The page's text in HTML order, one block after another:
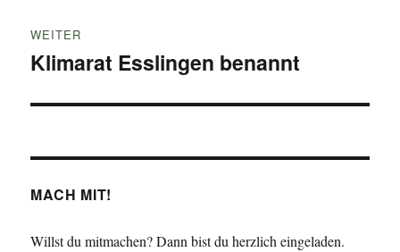
WEITER
Nächster
Klimarat Esslingen benannt
MACH MIT!
Willst du mitmachen? Dann bist du herzlich eingeladen.